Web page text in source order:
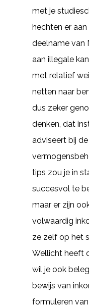
met je
hechten er
deelname van
aan illegale
met relatief
netten naar
dus zeker
denken, dat
adviseert bij
tips zou je in
succesvol te
maar er zijn
volwaardig
ze zelf op het
Wellicht heeft
wil je ook
bewijs van
formuleren